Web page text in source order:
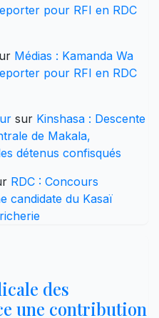
pour RFI en RDC
Médias : Kamanda Wa
pour RFI en RDC
sur Kinshasa : Descente
de Makala,
détenus confisqués
RDC : Concours
candidate du Kasaï
des
une contribution